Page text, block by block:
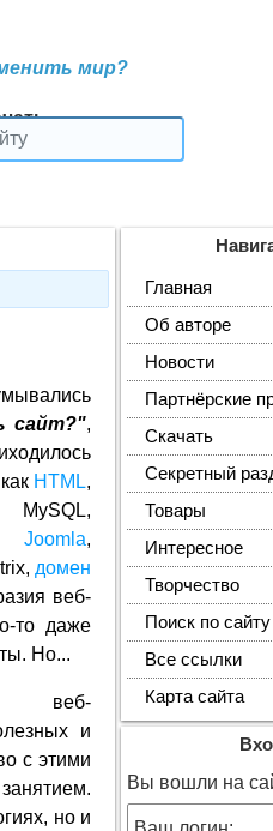
мир?
сайт?",
HTML,
Joomla,
домен
веб-
то даже
Но...
веб-
и
с этими
но и
Главная
Об авторе
Новости
Партнёрские
Скачать
Секретный
Товары
Интересное
Творчество
Поиск по сайту
Все ссылки
Карта сайта
Вы вошли на